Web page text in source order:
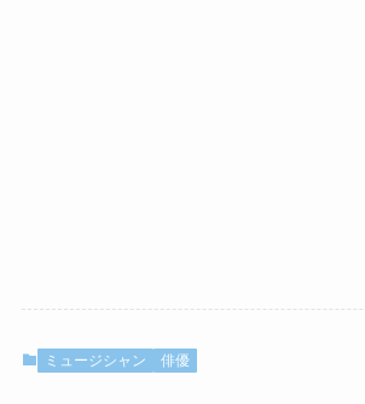
ミュージシャン 俳優